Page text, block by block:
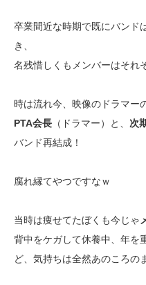
卒業間近な時期で既にバンド
き、
名残惜しくもメンバーはそれ
時は流れ今、映像のドラマー
PTA会長 （ドラマー）と、 次
バンド再結成！
腐れ縁てやつですなｗ
当時は痩せてたぼくも今じゃ
背中をケガして休養中、年を
ど、気持ちは全然あのころの